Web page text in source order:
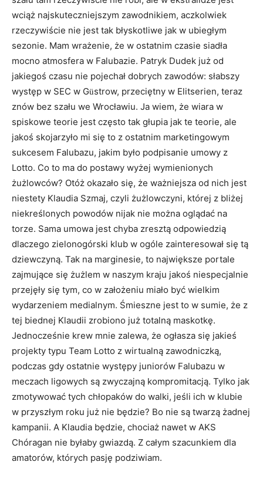
wciąż najskuteczniejszym zawodnikiem, aczkolwiek
rzeczywiście nie jest tak błyskotliwe jak w ubiegłym
sezonie. Mam wrażenie, że w ostatnim czasie siadła
mocno atmosfera w Falubazie. Patryk Dudek już od
jakiegoś czasu nie pojechał dobrych zawodów: słabszy
występ w SEC w Güstrow, przeciętny w Elitserien, teraz
znów bez szału we Wrocławiu. Ja wiem, że wiara w
spiskowe teorie jest często tak głupia jak te teorie, ale
jakoś skojarzyło mi się to z ostatnim marketingowym
sukcesem Falubazu, jakim było podpisanie umowy z
Lotto. Co to ma do postawy wyżej wymienionych
żużlowców? Otóż okazało się, że ważniejsza od nich jest
niestety Klaudia Szmaj, czyli żużlowczyni, której z bliżej
niekreślonych powodów nijak nie można oglądać na
torze. Sama umowa jest chyba zresztą odpowiedzią
dlaczego zielonogórski klub w ogóle zainteresował się tą
dziewczyną. Tak na marginesie, to największe portale
zajmujące się żużlem w naszym kraju jakoś niespecjalnie
przejęły się tym, co w założeniu miało być wielkim
wydarzeniem medialnym. Śmieszne jest to w sumie, że z
tej biednej Klaudii zrobiono już totalną maskotkę.
Jednocześnie krew mnie zalewa, że ogłasza się jakieś
projekty typu Team Lotto z wirtualną zawodniczką,
podczas gdy ostatnie występy juniorów Falubazu w
meczach ligowych są zwyczajną kompromitacją. Tylko jak
zmotywować tych chłopaków do walki, jeśli ich w klubie
w przyszłym roku już nie będzie? Bo nie są twarzą żadnej
kampanii. A Klaudia będzie, chociaż nawet w AKS
Chóragan nie byłaby gwiazdą. Z całym szacunkiem dla
amatorów, których pasję podziwiam.